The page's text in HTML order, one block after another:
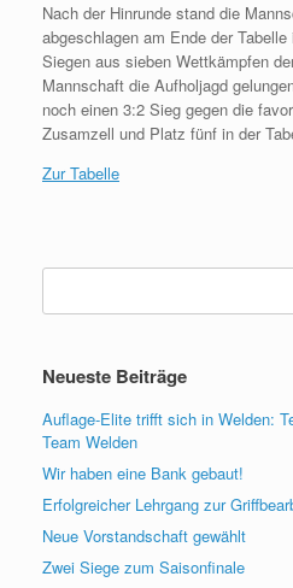
Nach der Hinrunde stand die
abgeschlagen am Ende der
Siegen aus sieben Wettkämpfen
Mannschaft die Aufholjagd
noch einen 3:2 Sieg gegen die
Zusamzell und Platz fünf in der
Zur Tabelle
Suchen
Neueste Beiträge
Auflage-Elite trifft sich in Welden:
Team Welden
Wir haben eine Bank gebaut!
Erfolgreicher Lehrgang zur
Neue Vorstandschaft gewählt
Zwei Siege zum Saisonfinale